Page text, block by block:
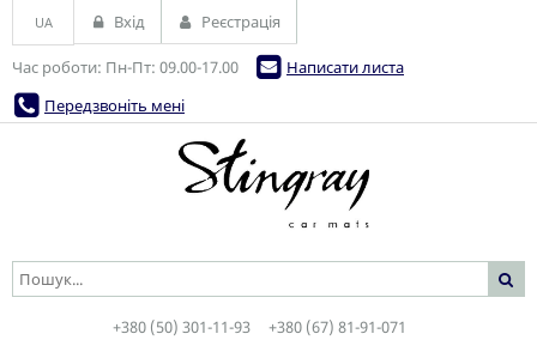
Час роботи: Пн-Пт: 09.00-17.00
Написати листа
Передзвоніть мені
UA Вхід Реєстрація
+380 (50) 301-11-93 +380 (67) 81-91-071